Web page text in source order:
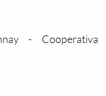
- Cooperativa